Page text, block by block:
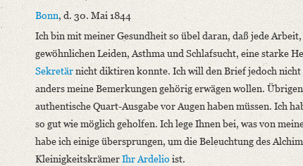
Bonn, d. 30. Mai 1844
Ich bin mit meiner Gesundheit so übel daran, daß jede
gewöhnlichen Leiden, Asthma und Schlafsucht, eine starke
Sekretärnicht diktiren konnte. Ich will den Brief jedoch nicht
anders meine Bemerkungen gehörig erwägen wollen.
authentische Quart-Ausgabe vor Augen haben müssen. Ich
so gut wie möglich geholfen. Ich lege Ihnen bei, was von
habe ich einige übersprungen, um die Beleuchtung des
KleinigkeitskrämerIhr Ardelio ist.